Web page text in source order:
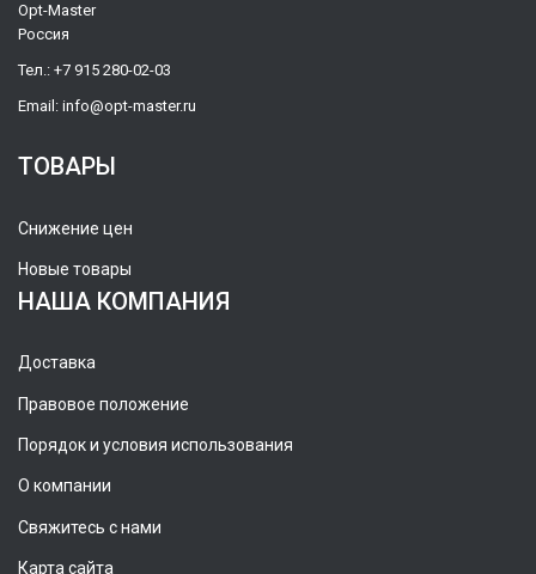
Opt-Master
Россия
Тел.: +7 915 280-02-03
Email: info@opt-master.ru
ТОВАРЫ
Снижение цен
Новые товары
НАША КОМПАНИЯ
Доставка
Правовое положение
Порядок и условия использования
О компании
Свяжитесь с нами
Карта сайта